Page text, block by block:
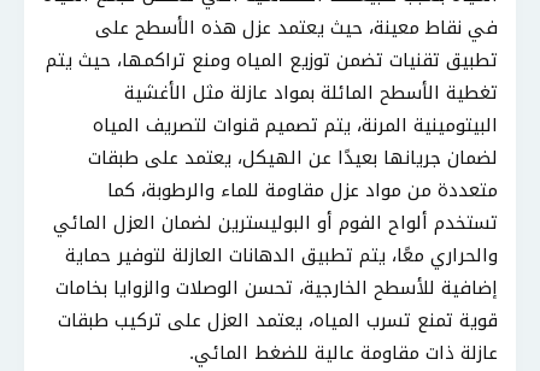
في نقاط معينة، حيث يعتمد عزل هذه الأسطح على
تطبيق تقنيات تضمن توزيع المياه ومنع تراكمها، حيث يتم
تغطية الأسطح المائلة بمواد عازلة مثل الأغشية
البيتومينية المرنة، يتم تصميم قنوات لتصريف المياه
لضمان جريانها بعيدًا عن الهيكل، يعتمد على طبقات
متعددة من مواد عزل مقاومة للماء والرطوبة، كما
تستخدم ألواح الفوم أو البوليسترين لضمان العزل المائي
والحراري معًا، يتم تطبيق الدهانات العازلة لتوفير حماية
إضافية للأسطح الخارجية، تحسن الوصلات والزوايا بخامات
قوية تمنع تسرب المياه، يعتمد العزل على تركيب طبقات
عازلة ذات مقاومة عالية للضغط المائي.